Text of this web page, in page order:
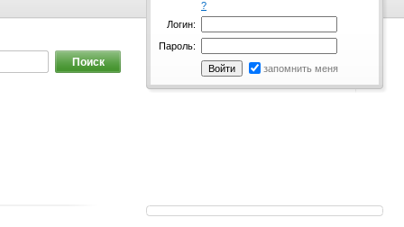
?
Логин:
Пароль:
запомнить меня